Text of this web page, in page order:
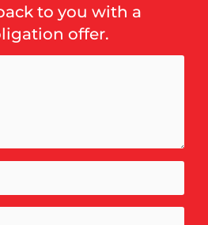
to you with a
offer.